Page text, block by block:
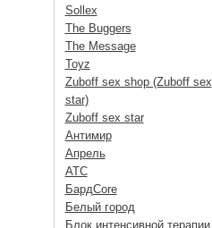
Sollex
The Buggers
The Message
Toyz
Zuboff sex shop (Zuboff sex
star)
Zuboff sex star
Антимир
Апрель
АТС
БардCore
Белый город
Блок интенсивной терапии